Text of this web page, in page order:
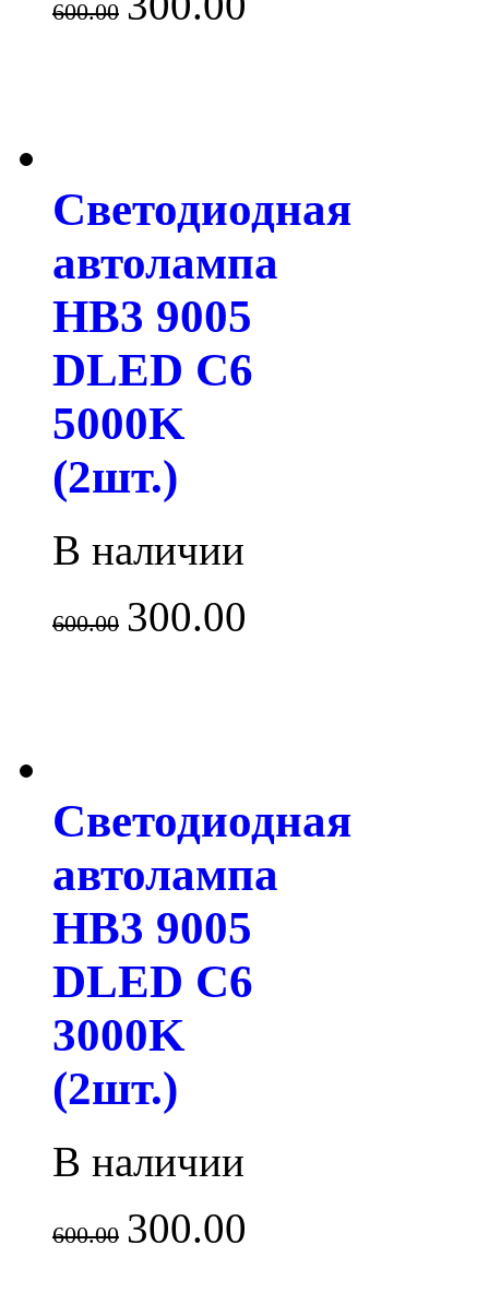
600.00
Светодиодная
автолампа
HB3 9005
DLED C6
5000K
(2шт.)
В наличии
600.00 300.00
Светодиодная
автолампа
HB3 9005
DLED C6
3000K
(2шт.)
В наличии
600.00 300.00